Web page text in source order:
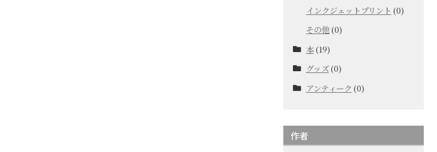
インクジェットプリント (0)
その他(0)
本(19)
グッズ(0)
アンティーク (0)
作者